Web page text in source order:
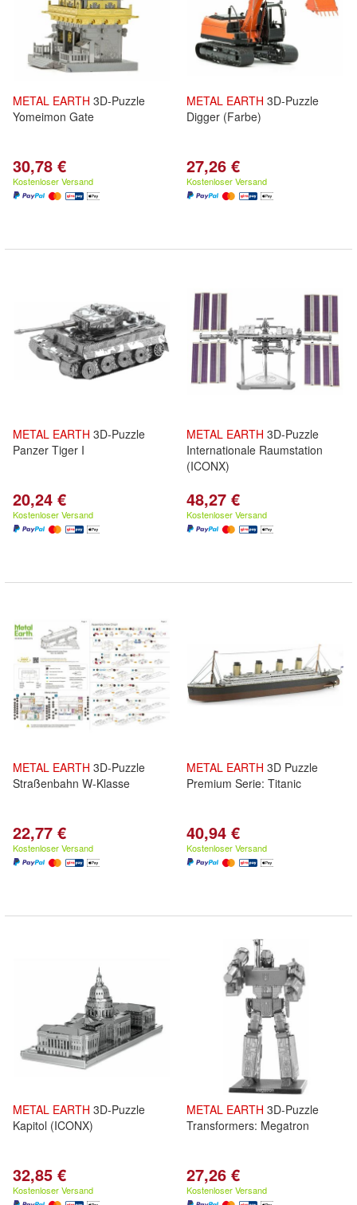
METAL EARTH 3D-Puzzle
Yomeimon Gate
30,78 €
Kostenloser Versand
METAL EARTH 3D-Puzzle
Digger (Farbe)
27,26 €
Kostenloser Versand
METAL EARTH 3D-Puzzle
Panzer Tiger I
20,24 €
Kostenloser Versand
METAL EARTH 3D-Puzzle
Internationale Raumstation
(ICONX)
48,27 €
Kostenloser Versand
METAL EARTH 3D-Puzzle
Straßenbahn W-Klasse
22,77 €
Kostenloser Versand
METAL EARTH 3D Puzzle
Premium Serie: Titanic
40,94 €
Kostenloser Versand
METAL EARTH 3D-Puzzle
Kapitol (ICONX)
32,85 €
Kostenloser Versand
METAL EARTH 3D-Puzzle
Transformers: Megatron
27,26 €
Kostenloser Versand